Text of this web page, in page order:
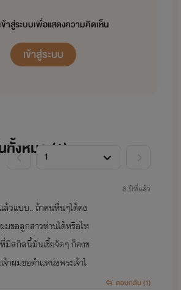
าสู่ระบบเพื่อแสดงความคิดเห็น
เข้าสู่ระบบ
ทั้งหมด (1)
วแบบ.. ถ้าคนหื่นๆได้คง
มขอลูกสาวท่านได้หรือไห
มีสกิลนี้มันเชี้ยจัดๆ ก็คงข
าผมขอตำแหน่งพระเจ้าไ
8 ปีที่แล้ว
ตอบกลับ (1)